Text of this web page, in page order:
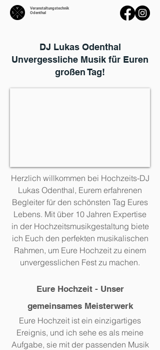
Veranstaltungstechnik
Odenthal
DJ Lukas Odenthal
Unvergessliche Musik für Euren
großen Tag!
Herzlich willkommen bei Hochzeits-DJ
Lukas Odenthal, Eurem erfahrenen
Begleiter für den schönsten Tag Eures
Lebens. Mit über 10 Jahren Expertise
in der Hochzeitsmusikgestaltung biete
ich Euch den perfekten musikalischen
Rahmen, um Eure Hochzeit zu einem
unvergesslichen Fest zu machen.
Eure Hochzeit - Unser
gemeinsames Meisterwerk
Eure Hochzeit ist ein einzigartiges
Ereignis, und ich sehe es als meine
Aufgabe, sie mit der passenden Musik